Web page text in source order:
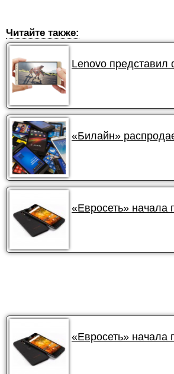
Читайте также:
Lenovo представил
«Билайн»
«Евросеть» начала
«Евросеть» начала